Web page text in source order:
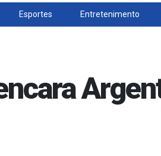
Esportes Entretenimento